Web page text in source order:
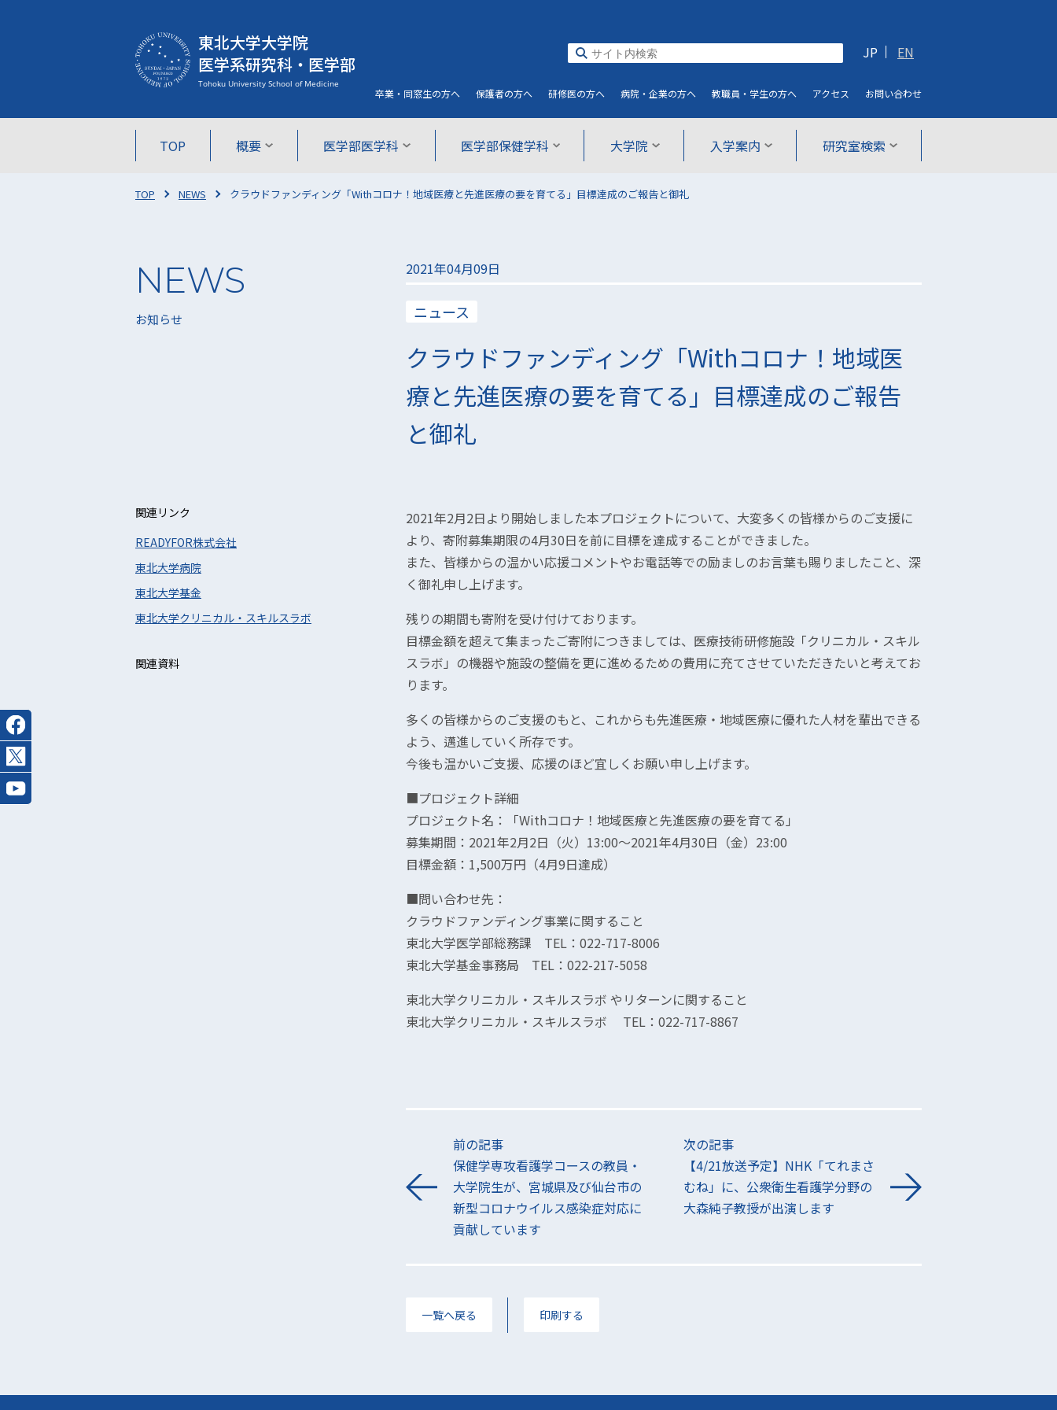
東北大学大学院
医学系研究科・医学部
TOP 概要 医学部医学科 医学部保健学科 大学院 入学案内 研究室検索
JP EN
卒業・同窓生の方へ 保護者の方へ 研修医の方へ 病院・企業の方へ 教職員・学生の方へ アクセス お問い合わせ
TOP NEWS クラウドファンディング「Withコロナ！地域医療と先進医療の要を育てる」目標達成のご報告と御礼
お知らせ
2021年04月09日
ニュース
クラウドファンディング「Withコロナ！地域医
療と先進医療の要を育てる」目標達成のご報告
と御礼
2021年2月2日より開始しました本プロジェクトについて、大変多くの皆様からのご支援に
より、寄附募集期限の4月30日を前に目標を達成することができました。
また、皆様からの温かい応援コメントやお電話等での励ましのお言葉も賜りましたこと、深
く御礼申し上げます。
残りの期間も寄附を受け付けております。
目標金額を超えて集まったご寄附につきましては、医療技術研修施設「クリニカル・スキル
スラボ」の機器や施設の整備を更に進めるための費用に充てさせていただきたいと考えてお
ります。
多くの皆様からのご支援のもと、これからも先進医療・地域医療に優れた人材を輩出できる
よう、邁進していく所存です。
今後も温かいご支援、応援のほど宜しくお願い申し上げます。
■プロジェクト詳細
プロジェクト名：「Withコロナ！地域医療と先進医療の要を育てる」
募集期間：2021年2月2日（火）13:00〜2021年4月30日（金）23:00
目標金額：1,500万円（4月9日達成）
■問い合わせ先：
クラウドファンディング事業に関すること
東北大学医学部総務課 TEL：022-717-8006
東北大学基金事務局 TEL：022-217-5058
東北大学クリニカル・スキルスラボ やリターンに関すること
東北大学クリニカル・スキルスラボ TEL：022-717-8867
関連リンク
READYFOR株式会社
東北大学病院
東北大学基金
東北大学クリニカル・スキルスラボ
関連資料
前の記事
保健学専攻看護学コースの教員・
大学院生が、宮城県及び仙台市の
新型コロナウイルス感染症対応に
貢献しています
次の記事
【4/21放送予定】NHK「てれまさ
むね」に、公衆衛生看護学分野の
大森純子教授が出演します
一覧へ戻る 印刷する